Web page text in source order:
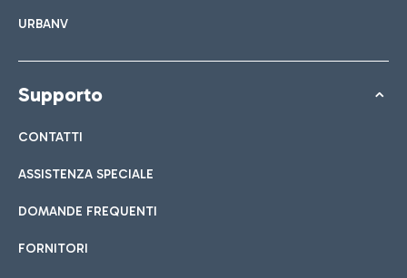
URBANV
Supporto
CONTATTI
ASSISTENZA SPECIALE
DOMANDE FREQUENTI
FORNITORI